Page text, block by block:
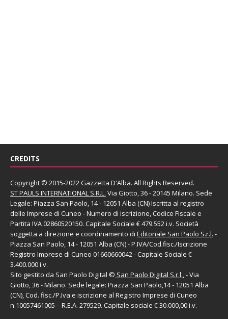
CREDITS
Copyright © 2015-2022 Gazzetta D'Alba. All Rights Reserved.
ST PAULS INTERNATIONAL S.R.L. Via Giotto, 36 - 20145 Milano. Sede
Legale: Piazza San Paolo, 14 - 12051 Alba (CN) Iscritta al registro
delle Imprese di Cuneo - Numero di iscrizione, Codice Fiscale e
Partita IVA 02860520150. Capitale Sociale € 479.552 i.v. Società
soggetta a direzione e coordinamento di Editoriale San Paolo S.r.l. -
Piazza San Paolo, 14 - 12051 Alba (CN) - P.IVA/Cod.fisc./Iscrizione
Registro Imprese di Cuneo 01660660042 - Capitale Sociale €
3.400.000 i.v.
Sito gestito da San Paolo Digital © San Paolo Digital S.r.l., - Via
Giotto, 36 - Milano. Sede legale: Piazza San Paolo,14 - 12051 Alba
(CN), Cod. fisc./P.Iva e iscrizione al Registro Imprese di Cuneo
n.10057461005 – R.E.A. 279529. Capitale sociale € 30.000,00 i.v.